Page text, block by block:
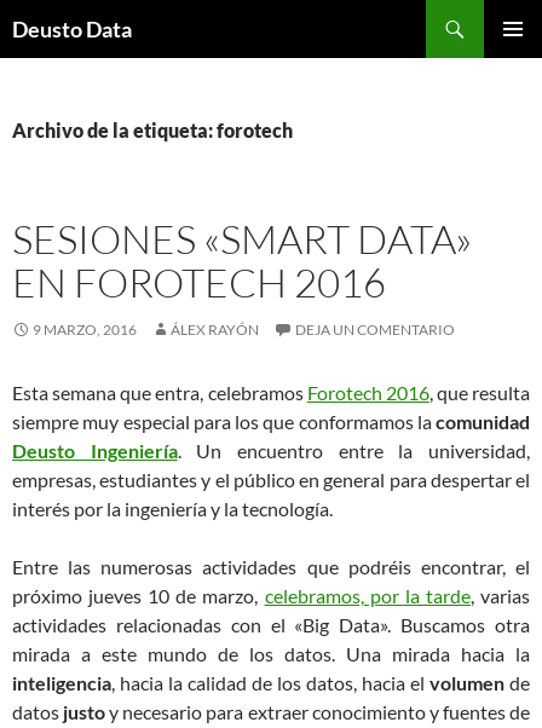
Deusto Data
Archivo de la etiqueta: forotech
SESIONES «SMART DATA»
EN FOROTECH 2016
9 MARZO, 2016 ÁLEX RAYÓN DEJA UN COMENTARIO
Esta semana que entra, celebramos Forotech 2016, que resulta
siempre muy especial para los que conformamos lacomunidad
Deusto Ingeniería. Un encuentro entre la universidad,
empresas, estudiantes y el público en general para despertar el
interés por la ingeniería y la tecnología.
Entre las numerosas actividades que podréis encontrar, el
próximo jueves 10 de marzo, celebramos, por la tarde, varias
actividades relacionadas con el «Big Data». Buscamos otra
mirada a este mundo de los datos. Una mirada hacia la
inteligencia, hacia la calidad de los datos, hacia el volumen de
datos justoy necesario para extraer conocimiento y fuentes de